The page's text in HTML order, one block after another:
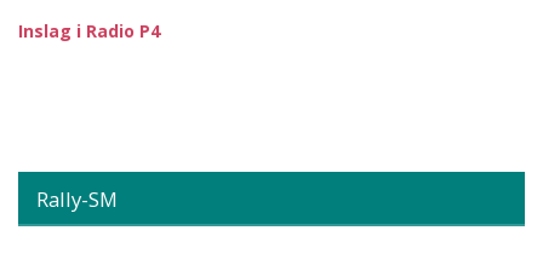
Inslag i Radio P4
Rally-SM